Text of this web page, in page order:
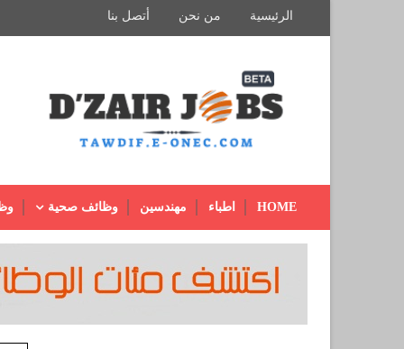
الرئيسية من نحن أتصل بنا
HOME اطباء مهندسين وظائف صحية